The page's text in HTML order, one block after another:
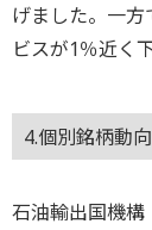
げました。一
ビスが1％近く
4.個別銘柄動向
石油輸出国機構